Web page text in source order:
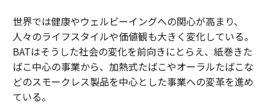
世界では健康やウェルビーイングへの関心が高まり、
人々のライフスタイルや価値観も大きく変化している。
BATはそうした社会の変化を前向きにとらえ、紙巻きた
ばこ中心の事業から、加熱式たばこやオーラルたばこな
どのスモークレス製品を中心とした事業への変革を進め
ている。